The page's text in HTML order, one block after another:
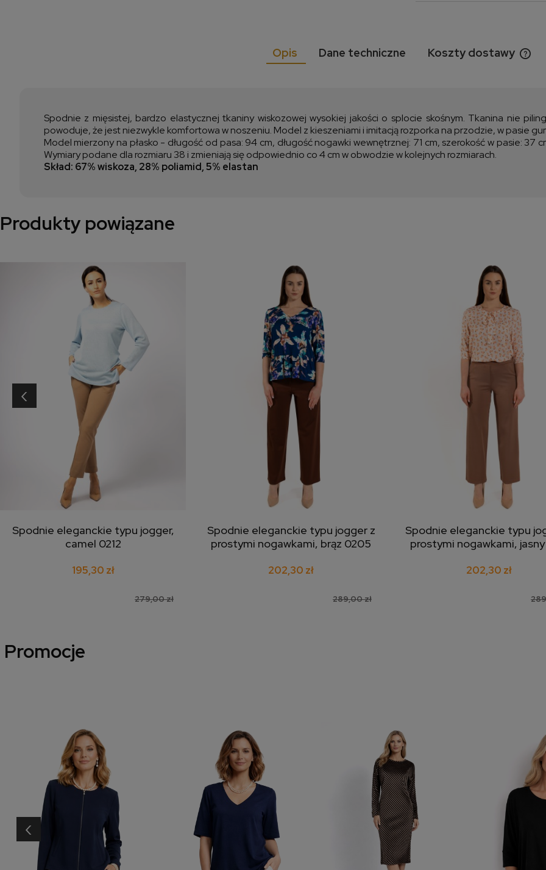
Opis Dane techniczne Koszty dostawy
Spodnie z mięsistej, bardzo elastycznej tkaniny wiskozowej wysokiej jakości o splocie skośnym. Tkanina nie
powoduje, że jest niezwykle komfortowa w noszeniu. Model z kieszeniami i imitacją rozporka na przodzie, w pasie
Model mierzony na płasko - długość od pasa: 94 cm, długość nogawki wewnętrznej: 71 cm, szerokość w pasie: 37
Wymiary podane dla rozmiaru 38 i zmieniają się odpowiednio co 4 cm w obwodzie w kolejnych rozmiarach.
Skład: 67% wiskoza, 28% poliamid, 5% elastan
Produkty powiązane
dodaj do koszyka
Spodnie eleganckie typu jogger,
camel 0212
279,00 zł
195,30 zł
dodaj do koszyka
Spodnie eleganckie typu jogger z
prostymi nogawkami, brąz 0205
289,00 zł
202,30 zł
dodaj do koszyka
Spodnie eleganckie typu
prostymi nogawkami,
202,30 zł
‹
Promocje
‹